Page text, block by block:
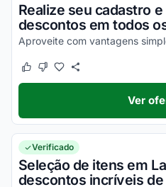
Realize seu cadastro
descontos em todos
Este cupom funcionou
Este cupom não funcionou
Ver
Verificado
Seleção de itens em
descontos incríveis